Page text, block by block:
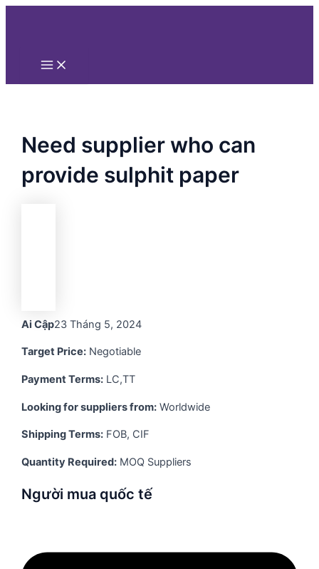
Nhảy
Main
Need supplier who can
provide sulphit paper
Ai Cập23 Tháng 5, 2024
Target Price: Negotiable
Payment Terms: LC,TT
Looking for suppliers from: Worldwide
Shipping Terms: FOB, CIF
Quantity Required: MOQ Suppliers
Người mua quốc tế